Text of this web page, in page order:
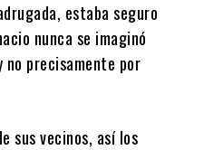
estaba seguro
nunca se imaginó
no precisamente por
sus vecinos, así los